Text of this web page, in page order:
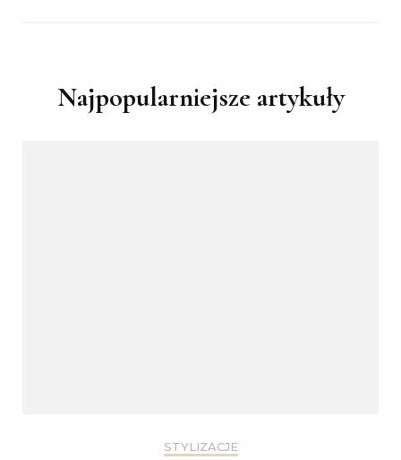
Najpopularniejsze artykuły
STYLIZACJE